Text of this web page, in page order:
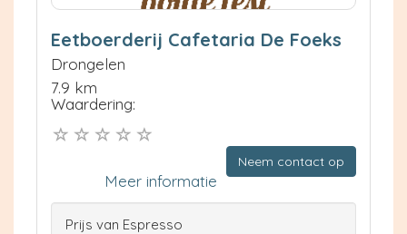
Eetboerderij Cafetaria De Foeks
Drongelen
7.9 km
Waardering:
Neem contact op
Meer informatie
Prijs van Espresso